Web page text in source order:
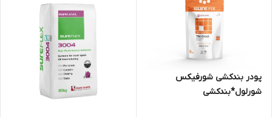
پودر بندکشی شورفیکس
شورلول*بندکشی